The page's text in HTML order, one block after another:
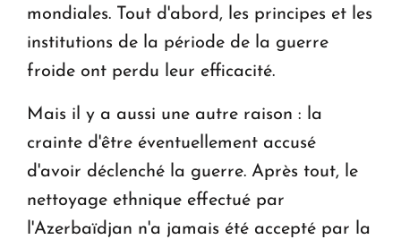
mondiales. Tout d'abord, les principes et les
institutions de la période de la guerre
froide ont perdu leur efficacité.
Mais il y a aussi une autre raison : la
crainte d'être éventuellement accusé
d'avoir déclenché la guerre. Après tout, le
nettoyage ethnique effectué par
l'Azerbaïdjan n'a jamais été accepté par la